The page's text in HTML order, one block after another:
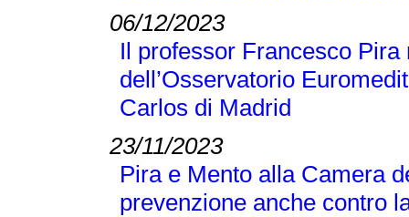
06/12/2023
Il professor Francesco
dell’Osservatorio
Carlos di Madrid
23/11/2023
Pira e Mento alla Camera
prevenzione anche contro